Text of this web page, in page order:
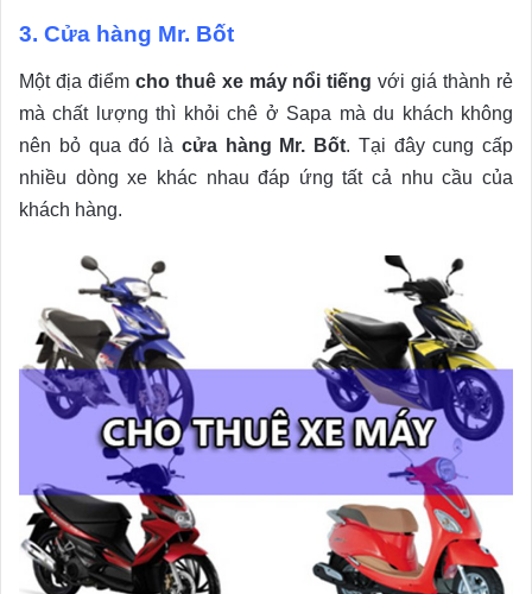
3. Cửa hàng Mr. Bốt
Một địa điểm cho thuê xe máy nổi tiếng với giá thành rẻ
mà chất lượng thì khỏi chê ở Sapa mà du khách không
nên bỏ qua đó là cửa hàng Mr. Bốt. Tại đây cung cấp
nhiều dòng xe khác nhau đáp ứng tất cả nhu cầu của
khách hàng.